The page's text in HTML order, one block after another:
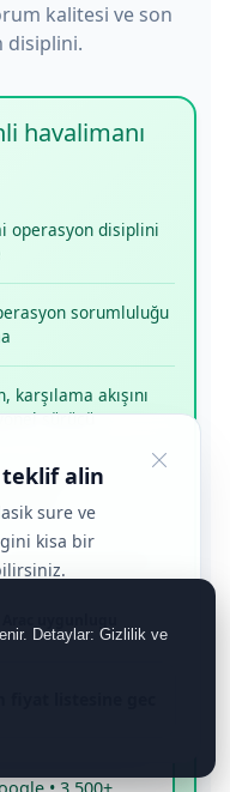
kalitesi ve son
disiplini.
havalimanı
operasyon disiplini
sorumluluğu
akışını
sürücü
yapısı ve
belirgin karşılama
gerçek yorumlar ve
teklif alin
sure ve
kisa bir
Detaylar: Gizlilik ve